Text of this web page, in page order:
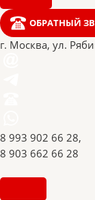
ОБРАТНЫЙ
г. Москва, ул.
8 993 902 66 28,
8 903 662 66 28